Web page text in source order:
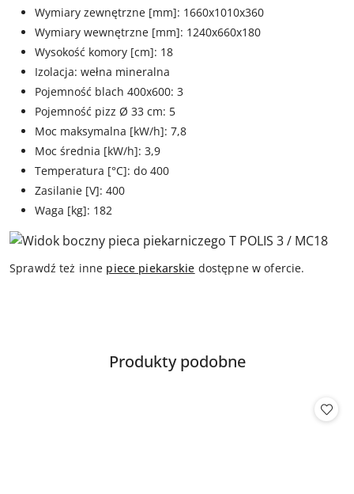
Wymiary zewnętrzne [mm]: 1660x1010x360
Wymiary wewnętrzne [mm]: 1240x660x180
Wysokość komory [cm]: 18
Izolacja: wełna mineralna
Pojemność blach 400x600: 3
Pojemność pizz Ø 33 cm: 5
Moc maksymalna [kW/h]: 7,8
Moc średnia [kW/h]: 3,9
Temperatura [°C]: do 400
Zasilanie [V]: 400
Waga [kg]: 182
Sprawdź też inne piece piekarskie dostępne w ofercie.
Pomiń karuzelę produktów
Produkty
Produkty podobne